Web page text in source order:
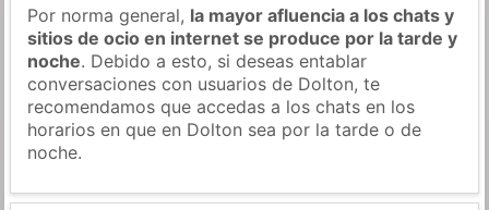
Por norma general, la mayor afluencia a los chats y
sitios de ocio en internet se produce por la tarde y
noche. Debido a esto, si deseas entablar
conversaciones con usuarios de Dolton, te
recomendamos que accedas a los chats en los
horarios en que en Dolton sea por la tarde o de
noche.